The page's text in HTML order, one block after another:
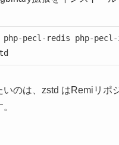
pecl-redis php-
のは、zstd はRemiリポ